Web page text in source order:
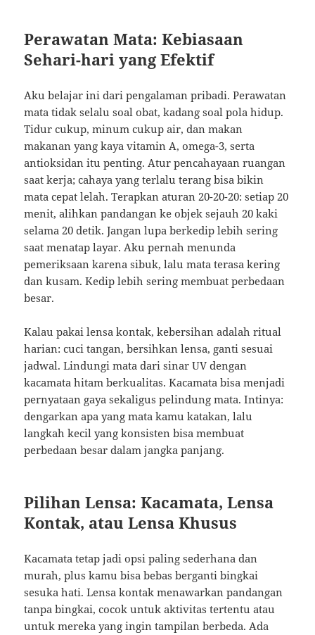
Perawatan Mata: Kebiasaan
Sehari-hari yang Efektif
Aku belajar ini dari pengalaman pribadi. Perawatan
mata tidak selalu soal obat, kadang soal pola hidup.
Tidur cukup, minum cukup air, dan makan
makanan yang kaya vitamin A, omega-3, serta
antioksidan itu penting. Atur pencahayaan ruangan
saat kerja; cahaya yang terlalu terang bisa bikin
mata cepat lelah. Terapkan aturan 20-20-20: setiap 20
menit, alihkan pandangan ke objek sejauh 20 kaki
selama 20 detik. Jangan lupa berkedip lebih sering
saat menatap layar. Aku pernah menunda
pemeriksaan karena sibuk, lalu mata terasa kering
dan kusam. Kedip lebih sering membuat perbedaan
besar.
Kalau pakai lensa kontak, kebersihan adalah ritual
harian: cuci tangan, bersihkan lensa, ganti sesuai
jadwal. Lindungi mata dari sinar UV dengan
kacamata hitam berkualitas. Kacamata bisa menjadi
pernyataan gaya sekaligus pelindung mata. Intinya:
dengarkan apa yang mata kamu katakan, lalu
langkah kecil yang konsisten bisa membuat
perbedaan besar dalam jangka panjang.
Pilihan Lensa: Kacamata, Lensa
Kontak, atau Lensa Khusus
Kacamata tetap jadi opsi paling sederhana dan
murah, plus kamu bisa bebas berganti bingkai
sesuka hati. Lensa kontak menawarkan pandangan
tanpa bingkai, cocok untuk aktivitas tertentu atau
untuk mereka yang ingin tampilan berbeda. Ada